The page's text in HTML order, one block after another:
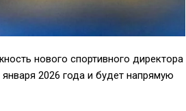
нового спортивного директора
2026 года и будет напрямую